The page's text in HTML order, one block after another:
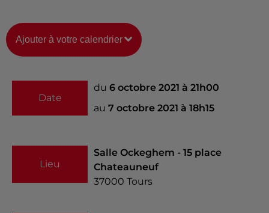
Ajouter à votre calendrier
Date
du 6 octobre 2021 à 21h00
au 7 octobre 2021 à 18h15
Lieu
Salle Ockeghem - 15 place
Chateauneuf
37000 Tours